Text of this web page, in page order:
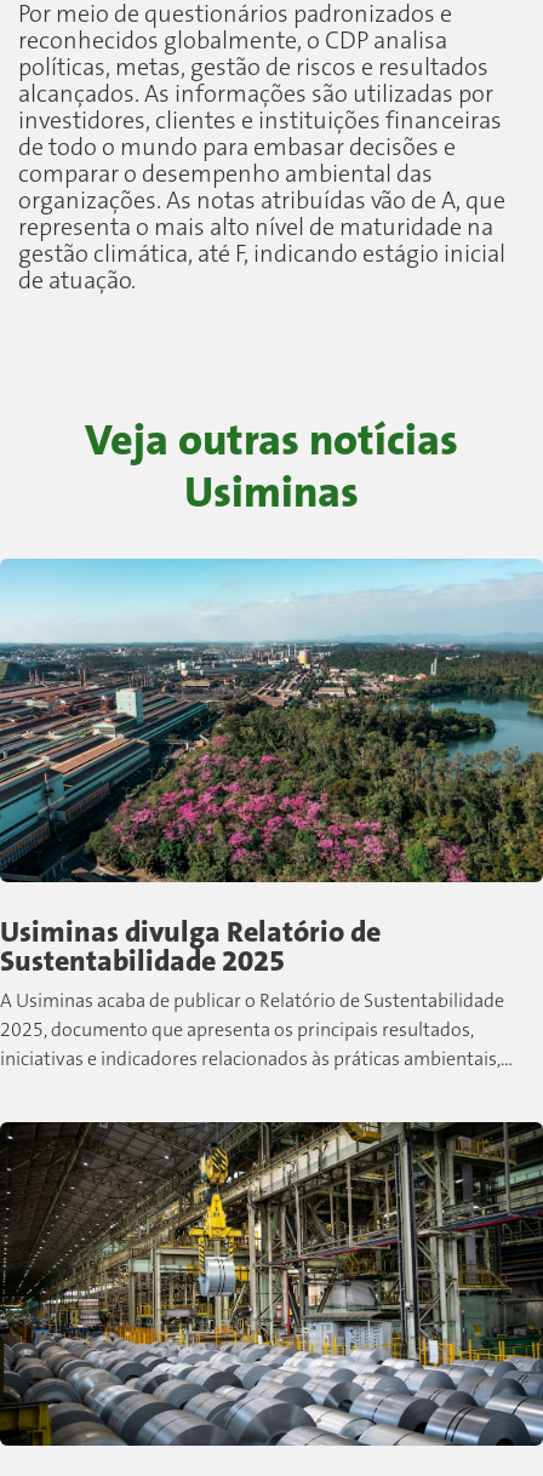
Por meio de questionários padronizados e
reconhecidos globalmente, o CDP analisa
políticas, metas, gestão de riscos e resultados
alcançados. As informações são utilizadas por
investidores, clientes e instituições financeiras
de todo o mundo para embasar decisões e
comparar o desempenho ambiental das
organizações. As notas atribuídas vão de A, que
representa o mais alto nível de maturidade na
gestão climática, até F, indicando estágio inicial
de atuação.
Veja outras notícias
Usiminas
Usiminas divulga Relatório de
Sustentabilidade 2025
A Usiminas acaba de publicar o Relatório de Sustentabilidade
2025, documento que apresenta os principais resultados,
iniciativas e indicadores relacionados às práticas ambientais,